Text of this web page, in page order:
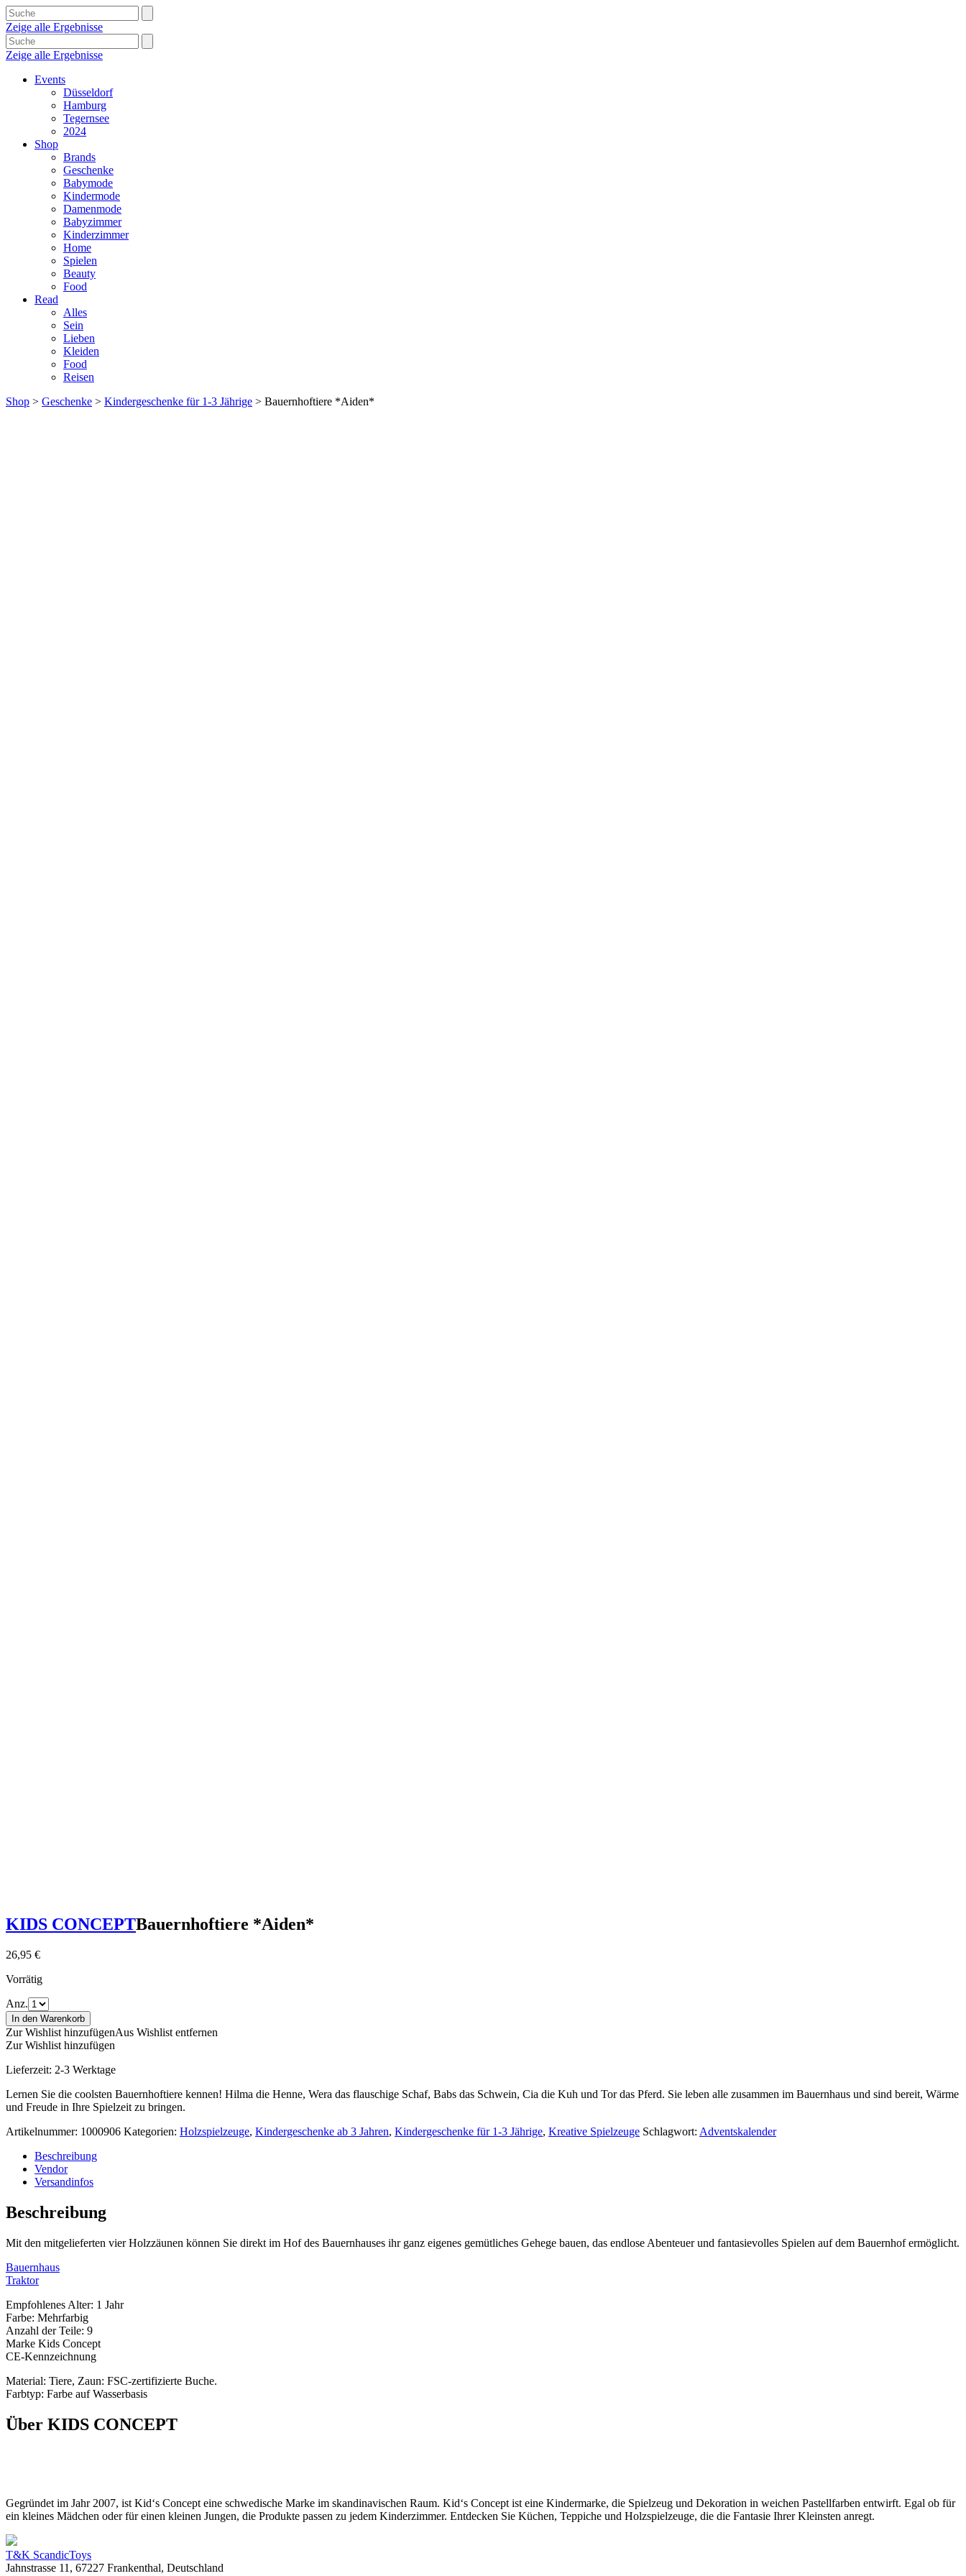
Zeige alle Ergebnisse
Zeige alle Ergebnisse
Events
Düsseldorf
Hamburg
Tegernsee
2024
Shop
Brands
Geschenke
Babymode
Kindermode
Damenmode
Babyzimmer
Kinderzimmer
Home
Spielen
Beauty
Food
Read
Alles
Sein
Lieben
Kleiden
Food
Reisen
Shop > Geschenke > Kindergeschenke für 1-3 Jährige > Bauernhoftiere *Aiden*
KIDS CONCEPTBauernhoftiere *Aiden*
26,95 €
Vorrätig
Anz.
In den Warenkorb
Zur Wishlist hinzufügenAus Wishlist entfernen
Zur Wishlist hinzufügen
Lieferzeit: 2-3 Werktage
Lernen Sie die coolsten Bauernhoftiere kennen! Hilma die Henne, Wera das flauschige Schaf, Babs das Schwein, Cia die Kuh und Tor das Pferd. Sie leben alle zusammen im Bauernhaus und sind bereit, Wärme
und Freude in Ihre Spielzeit zu bringen.
Artikelnummer: 1000906 Kategorien: Holzspielzeuge, Kindergeschenke ab 3 Jahren, Kindergeschenke für 1-3 Jährige, Kreative Spielzeuge Schlagwort: Adventskalender
Beschreibung
Vendor
Versandinfos
Beschreibung
Mit den mitgelieferten vier Holzzäunen können Sie direkt im Hof ​​des Bauernhauses ihr ganz eigenes gemütliches Gehege bauen, das endlose Abenteuer und fantasievolles Spielen auf dem Bauernhof ermöglicht.
Bauernhaus
Traktor
Empfohlenes Alter: 1 Jahr
Farbe: Mehrfarbig
Anzahl der Teile: 9
Marke Kids Concept
CE-Kennzeichnung
Material: Tiere, Zaun: FSC-zertifizierte Buche.
Farbtyp: Farbe auf Wasserbasis
Über KIDS CONCEPT
Gegründet im Jahr 2007, ist Kid‘s Concept eine schwedische Marke im skandinavischen Raum. Kid‘s Concept ist eine Kindermarke, die Spielzeug und Dekoration in weichen Pastellfarben entwirft. Egal ob für
ein kleines Mädchen oder für einen kleinen Jungen, die Produkte passen zu jedem Kinderzimmer. Entdecken Sie Küchen, Teppiche und Holzspielzeuge, die die Fantasie Ihrer Kleinsten anregt.
T&K ScandicToys
Jahnstrasse 11, 67227 Frankenthal, Deutschland